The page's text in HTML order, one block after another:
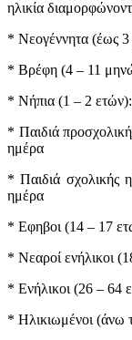
ηλικία
* Νεογέννητα (έως
* Βρέφη (4 – 11
* Νήπια (1 – 2
* Παιδιά
ημέρα
* Παιδιά σχολικής
ημέρα
* Εφηβοι (14 – 17
* Νεαροί ενήλικοι
* Ενήλικοι (26 – 64
* Ηλικιωμένοι (άνω